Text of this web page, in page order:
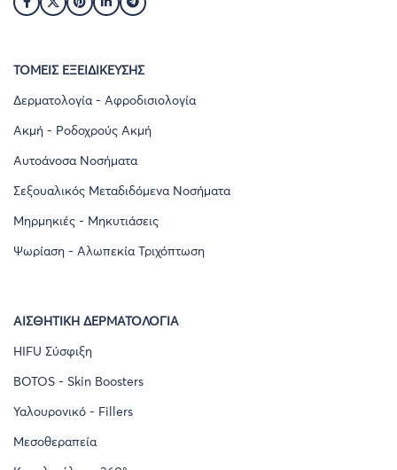
ΤΟΜΕΙΣ ΕΞΕΙΔΙΚΕΥΣΗΣ
Δερματολογία - Αφροδισιολογία
Ακμή - Ροδοχρούς Ακμή
Αυτοάνοσα Νοσήματα
Σεξουαλικός Μεταδιδόμενα Νοσήματα
Μηρμηκιές - Μηκυτιάσεις
Ψωρίαση - Αλωπεκία Τριχόπτωση
ΑΙΣΘΗΤΙΚΉ ΔΕΡΜΑΤΟΛΟΓΊΑ
HIFU Σύσφιξη
BOTOS - Skin Boosters
Υαλουρονικό - Fillers
Μεσοθεραπεία